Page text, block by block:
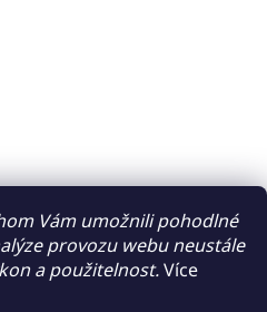
Vám umožnili pohodlné
provozu webu neustále
a použitelnost.Více